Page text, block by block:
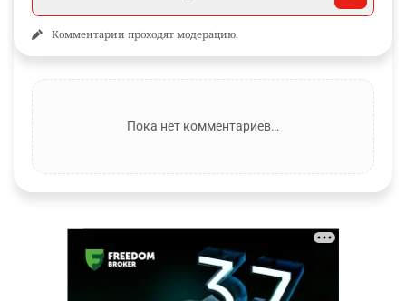
Комментарии проходят модерацию.
Пока нет комментариев…